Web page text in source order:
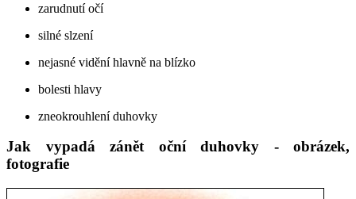
zarudnutí očí
silné slzení
nejasné vidění hlavně na blízko
bolesti hlavy
zneokrouhlení duhovky
Jak vypadá zánět oční duhovky - obrázek,
fotografie